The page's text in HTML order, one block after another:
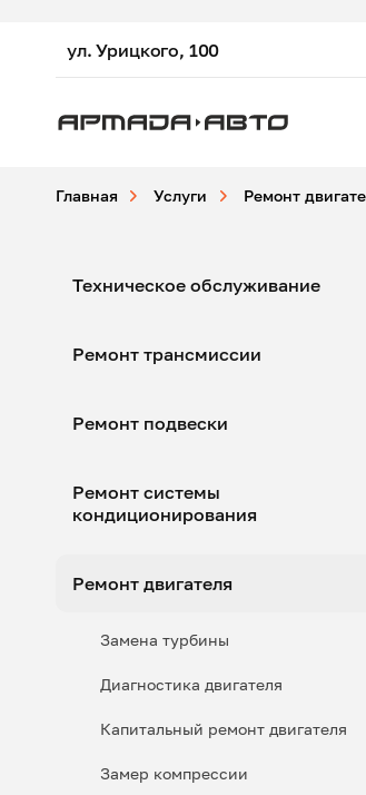
ул. Урицкого, 100
Главная Услуги Ремонт
Техническое обслуживание
Ремонт трансмиссии
Ремонт подвески
Ремонт системы
кондиционирования
Ремонт двигателя
Замена турбины
Диагностика двигателя
Капитальный ремонт двигателя
Замер компрессии